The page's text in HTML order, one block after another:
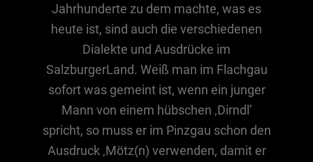
Kunst & Kultur
Brauchtum
Hotel & Reise
Jahrhunderte zu dem machte, was es
heute ist, sind auch die verschiedenen
Dialekte und Ausdrücke im
SalzburgerLand. Weiß man im Flachgau
sofort was gemeint ist, wenn ein junger
Mann von einem hübschen ‚Dirndl’
spricht, so muss er im Pinzgau schon den
Ausdruck ‚Mötz(n) verwenden, damit er